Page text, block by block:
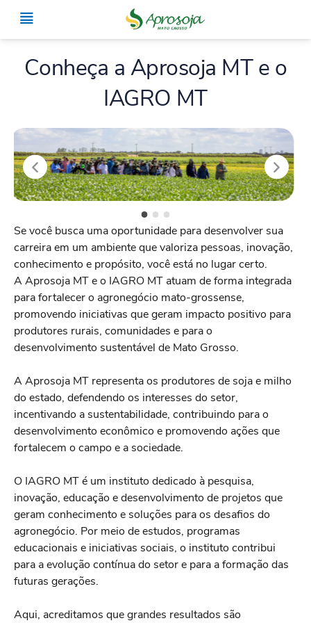
Conheça a Aprosoja MT e o
IAGRO MT
Se você busca uma oportunidade para desenvolver sua
carreira em um ambiente que valoriza pessoas, inovação,
conhecimento e propósito, você está no lugar certo.
A Aprosoja MT e o IAGRO MT atuam de forma integrada
para fortalecer o agronegócio mato-grossense,
promovendo iniciativas que geram impacto positivo para
produtores rurais, comunidades e para o
desenvolvimento sustentável de Mato Grosso.
A Aprosoja MT representa os produtores de soja e milho
do estado, defendendo os interesses do setor,
incentivando a sustentabilidade, contribuindo para o
desenvolvimento econômico e promovendo ações que
fortalecem o campo e a sociedade.
O IAGRO MT é um instituto dedicado à pesquisa,
inovação, educação e desenvolvimento de projetos que
geram conhecimento e soluções para os desafios do
agronegócio. Por meio de estudos, programas
educacionais e iniciativas sociais, o instituto contribui
para a evolução contínua do setor e para a formação das
futuras gerações.
Aqui, acreditamos que grandes resultados são